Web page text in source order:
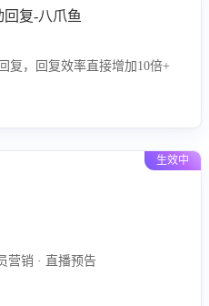
复-八爪鱼
复，回复效率直接增加10倍+
生效中
营销 · 直播预告